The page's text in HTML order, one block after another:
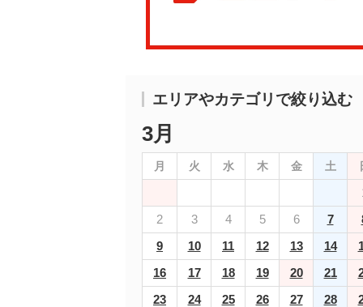
エリアやカテゴリで絞り込む
3月
月 火 水 木 金 土
2
3 4 5 6 7
9
10 11 12 13 14
16
17 18 19 20 21
23
24 25 26 27 28